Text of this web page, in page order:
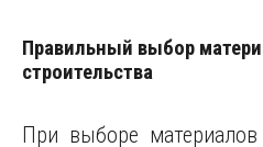
Правильный выбор
строительства
При выборе